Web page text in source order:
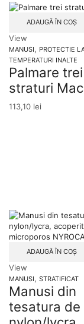
ADAUGĂ ÎN COȘ
View
MANUSI, PROTECTIE
TEMPERATURI INALTE
Palmare trei
straturi
113,10 lei
ADAUGĂ ÎN COȘ
View
MANUSI, STRATIFICAT
Manusi din
tesatura de